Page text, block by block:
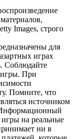
Images, строго
для
играх
Соблюдайте
игры. При
Помните, что
источником
Информационный
игры на реальные
ни в